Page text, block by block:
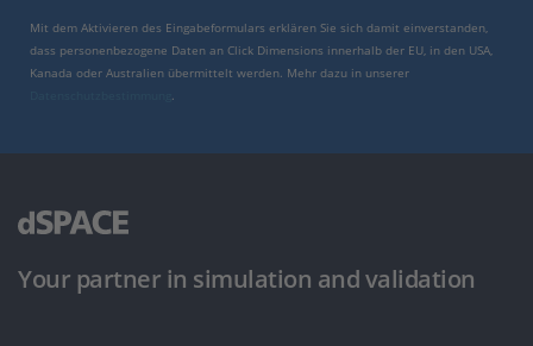
Mit dem Aktivieren des Eingabeformulars erklären Sie sich damit einverstanden,
dass personenbezogene Daten an Click Dimensions innerhalb der EU, in den USA,
Kanada oder Australien übermittelt werden. Mehr dazu in unserer
.
Your partner in simulation and validation